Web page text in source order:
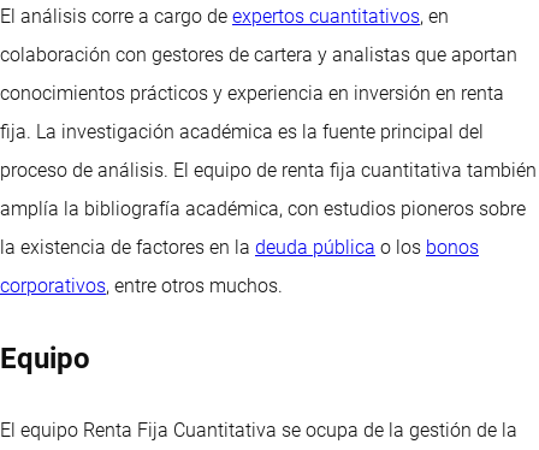
El análisis corre a cargo de expertos cuantitativos, en
colaboración con gestores de cartera y analistas que aportan
conocimientos prácticos y experiencia en inversión en renta
fija. La investigación académica es la fuente principal del
proceso de análisis. El equipo de renta fija cuantitativa también
amplía la bibliografía académica, con estudios pioneros sobre
la existencia de factores en la deuda pública o los bonos
corporativos, entre otros muchos.
Equipo
El equipo Renta Fija Cuantitativa se ocupa de la gestión de la